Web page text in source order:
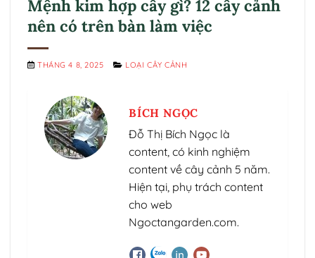
Mệnh kim hợp cây gì? 12 cây cảnh
nên có trên bàn làm việc
THÁNG 4 8, 2025 LOẠI CÂY CẢNH
BÍCH NGỌC
Đỗ Thị Bích Ngọc là
content, có kinh nghiệm
content về cây cảnh 5 năm.
Hiện tại, phụ trách content
cho web
Ngoctangarden.com.